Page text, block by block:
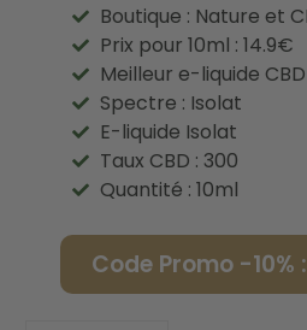
Boutique : Nature et
Prix pour 10ml : 14.9€
Meilleur e-liquide CBD
Spectre : Isolat
E-liquide Isolat
Taux CBD : 300
Quantité : 10ml
Code Promo -10% :